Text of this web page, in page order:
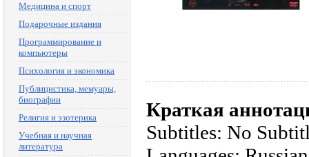
Медицина и спорт
Подарочные издания
Программирование и
компьютеры
Психология и экономика
Публицистика, мемуары,
биографии
Религия и эзотерика
Учебная и научная
литература
Краткая
Subtitles: No